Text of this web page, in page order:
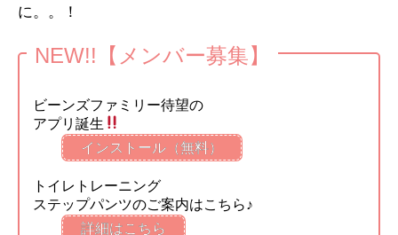
に。。！
NEW!!【メンバー募集】
ビーンズファミリー待望の
アプリ誕生
インストール（無料）
トイレトレーニング
ステップパンツのご案内はこちら♪
詳細はこちら